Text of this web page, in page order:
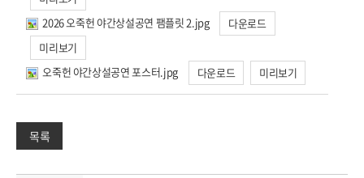
2026 오죽헌 야간상설공연 팸플릿 2.jpg
다운로드
미리보기
오죽헌 야간상설공연 포스터.jpg
다운로드 미리보기
목록